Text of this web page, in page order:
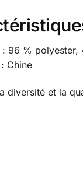
: 96 % polyester,
Chine
diversité et la